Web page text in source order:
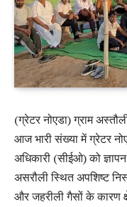
(ग्रेटर नोएडा) ग्राम
आज भारी संख्या में ग्रेटर
अधिकारी (सीईओ) को
असरौली स्थित अपशिष्ट
और जहरीली गैसों के कारण